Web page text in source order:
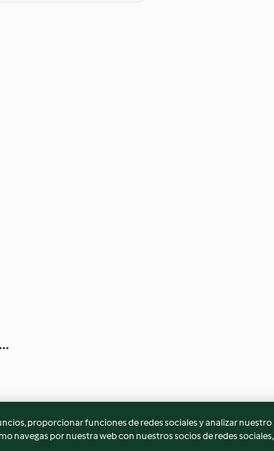
proporcionar funciones de redes sociales y analizar nuestro
navegas por nuestra web con nuestros socios de redes sociales,